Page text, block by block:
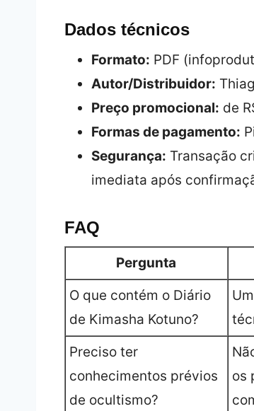
Dados técnicos
Formato: PDF
Autor/Distribuidor:
Preço promocional: de
Formas de pagamento:
Segurança: Transação
imediata após
FAQ
Pergunta
O que contém o Diário
de Kimasha Kotuno?
Preciso ter
conhecimentos prévios
de ocultismo?
os